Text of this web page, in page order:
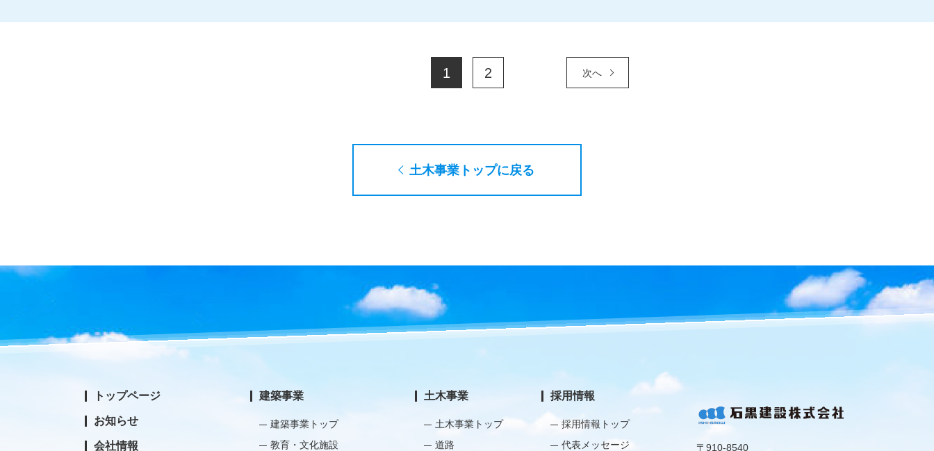
1 2 次へ
土木事業トップに戻る
トップページ
お知らせ
会社情報
建築事業
建築事業トップ
教育・文化施設
土木事業
土木事業トップ
道路
採用情報
採用情報トップ
代表メッセージ
〒910-8540